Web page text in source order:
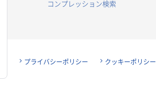
コンプレッション検索
プライバシーポリシー クッキーポリシー